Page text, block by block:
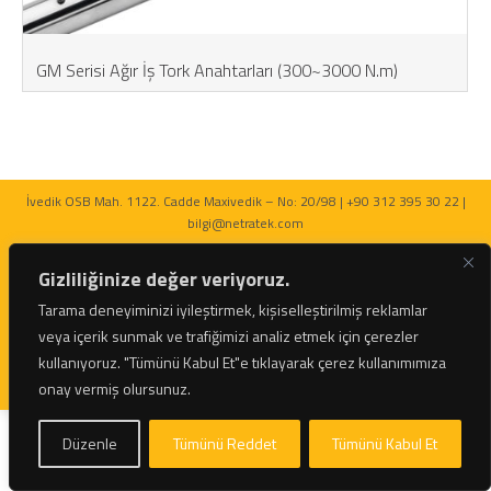
Gizliliğinize değer veriyoruz.
Tarama deneyiminizi iyileştirmek, kişiselleştirilmiş reklamlar
veya içerik sunmak ve trafiğimizi analiz etmek için çerezler
kullanıyoruz. "Tümünü Kabul Et"e tıklayarak çerez kullanımımıza
onay vermiş olursunuz.
Düzenle Tümünü Reddet Tümünü Kabul Et
GM Serisi Ağır İş Tork Anahtarları (300~3000 N.m)
İvedik OSB Mah. 1122. Cadde Maxivedik – No: 20/98 | +90 312 395 30 22 |
bilgi@netratek.com
© 2026 Netratek - Tork Anahtarları ve Hidrolik Krikolar Tüm Hakları Saklıdır.